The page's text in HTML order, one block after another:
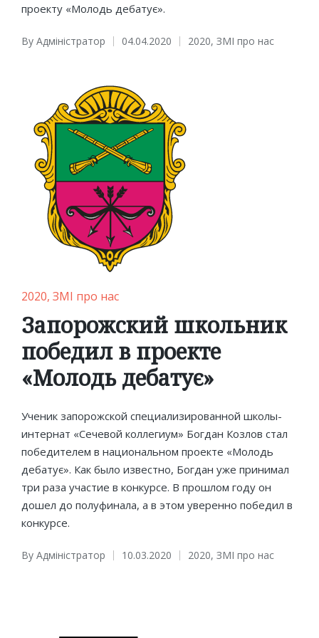
проекту «Молодь дебатує».
Posted
By Адміністратор 04.04.2020
Posted
2020, ЗМІ про нас
Posted
in
2020 ЗМІ про нас
Запорожский школьник
победил в проекте
«Молодь дебатує»
Ученик запорожской специализированной школы-
интернат «Сечевой коллегиум» Богдан Козлов стал
победителем в национальном проекте «Молодь
дебатує». Как было известно, Богдан уже принимал
три раза участие в конкурсе. В прошлом году он
дошел до полуфинала, а в этом уверенно победил в
конкурсе.
Posted
By Адміністратор 10.03.2020
Posted
2020, ЗМІ про нас